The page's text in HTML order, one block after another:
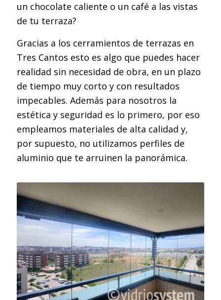
un chocolate caliente o un café a las vistas
de tu terraza?
Gracias a los cerramientos de terrazas en
Tres Cantos esto es algo que puedes hacer
realidad sin necesidad de obra, en un plazo
de tiempo muy corto y con resultados
impecables. Además para nosotros la
estética y seguridad es lo primero, por eso
empleamos materiales de alta calidad y,
por supuesto, no utilizamos perfiles de
aluminio que te arruinen la panorámica.